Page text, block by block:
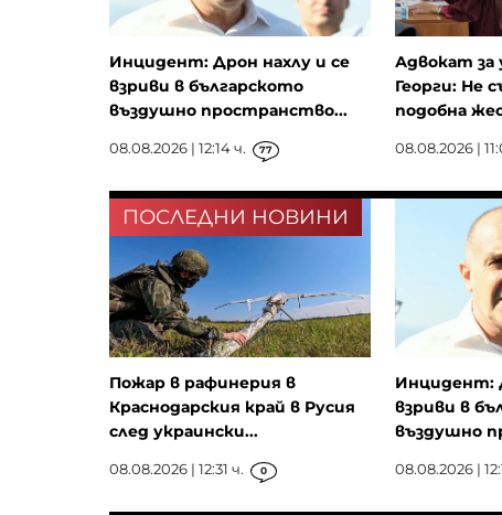
Инцидент: Дрон нахлу и се
взриви в българското
въздушно пространство...
08.08.2026 | 12:14 ч. 77
Адвокат
Георги: Не
подобна
08.08.2026 |
ПОСЛЕДНИ НОВИНИ
Пожар в рафинерия в
Краснодарския край в Русия
след украински...
08.08.2026 | 12:31 ч. 0
Инцидент:
взриви в
въздушно
08.08.2026 |